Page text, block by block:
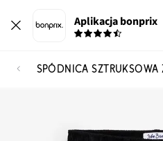
Aplikacja bonprix